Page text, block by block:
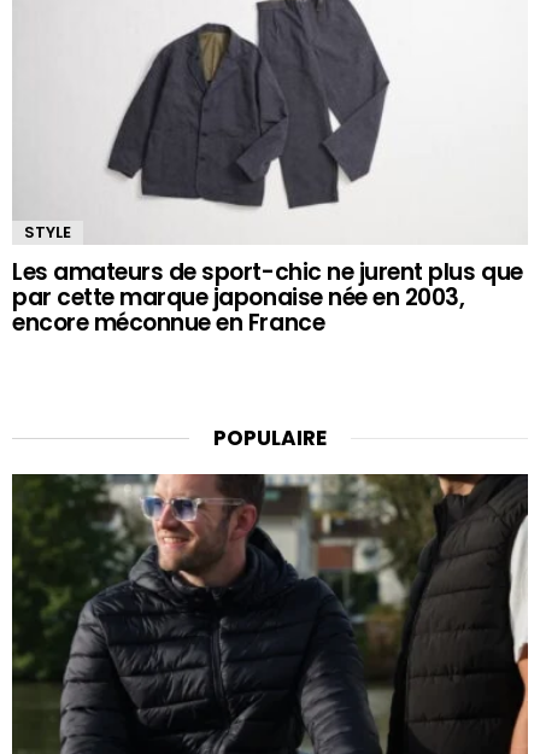
STYLE
Les amateurs de sport-chic ne jurent plus que
par cette marque japonaise née en 2003,
encore méconnue en France
POPULAIRE